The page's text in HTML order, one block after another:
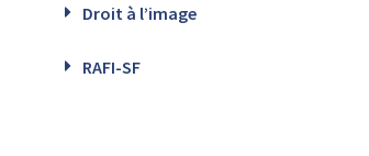
Droit à l’image
RAFI-SF